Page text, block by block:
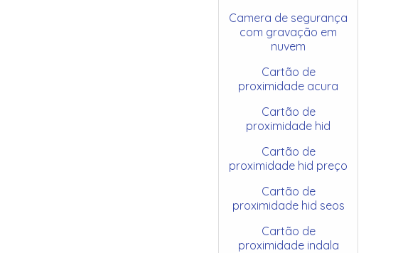
Camera de segurança
com gravação em
nuvem
Cartão de
proximidade acura
Cartão de
proximidade hid
Cartão de
proximidade hid preço
Cartão de
proximidade hid seos
Cartão de
proximidade indala